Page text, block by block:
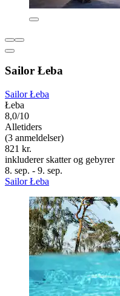
Sailor Łeba
Sailor Łeba
Łeba
8,0/10
Alletiders
(3 anmeldelser)
821 kr.
inkluderer skatter og gebyrer
8. sep. - 9. sep.
Sailor Łeba